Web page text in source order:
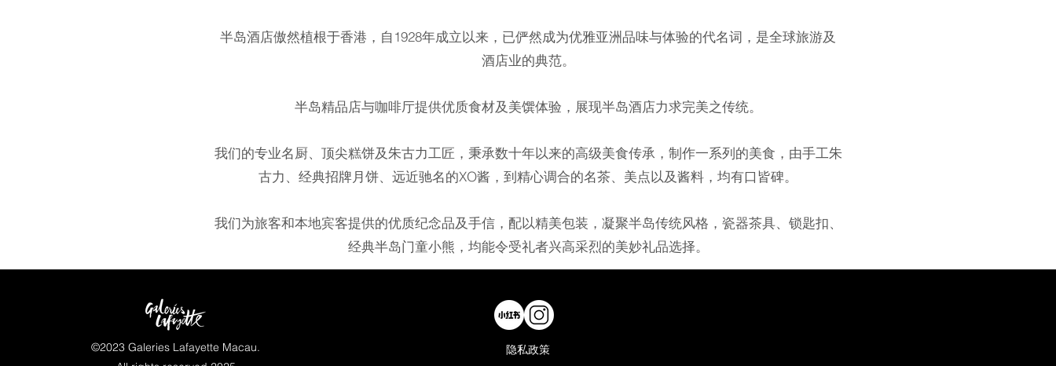
半岛酒店傲然植根于香港，自1928年成立以来，已俨然成为优雅亚洲品味与体验的代名词，是全球旅游及
酒店业的典范。
半岛精品店与咖啡厅提供优质食材及美馔体验，展现半岛酒店力求完美之传统。
我们的专业名厨、顶尖糕饼及朱古力工匠，秉承数十年以来的高级美食传承，制作一系列的美食，由手工朱
古力、经典招牌月饼、远近驰名的XO酱，到精心调合的名茶、美点以及酱料，均有口皆碑。
我们为旅客和本地宾客提供的优质纪念品及手信，配以精美包装，凝聚半岛传统风格，瓷器茶具、锁匙扣、
经典半岛门童小熊，均能令受礼者兴高采烈的美妙礼品选择。
©2023 Galeries Lafayette Macau.
隐私政策